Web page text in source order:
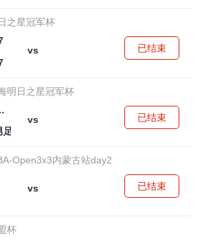
之星冠军杯
vs
已结束
明日之星冠军杯
vs
U17
已结束
Open3x3内蒙古站day2
vs
已结束
杯